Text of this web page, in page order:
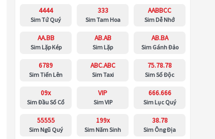
4444
Sim Tứ Quý
333
Sim Tam Hoa
AABBCC
Sim Dễ Nhớ
AA.BB
Sim Lặp Kép
AB.AB
Sim Lặp
AB.BA
Sim Gánh Đảo
6789
Sim Tiến Lên
ABC.ABC
Sim Taxi
75.78.78
Sim Số Độc
09x
Sim Đầu Số Cổ
VIP
Sim VIP
666.666
Sim Lục Quý
55555
Sim Ngũ Quý
199x
Sim Năm Sinh
38.78
Sim Ông Địa